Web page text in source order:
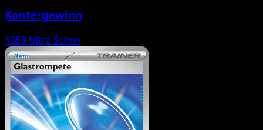
Kontergewinn
#259 Ultra Selten